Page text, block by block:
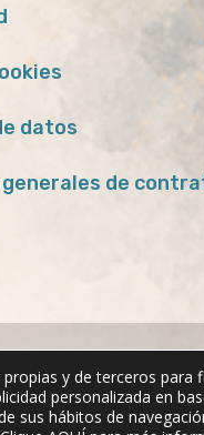
datos
generales de
y de terceros para
personalizada en
sus hábitos de